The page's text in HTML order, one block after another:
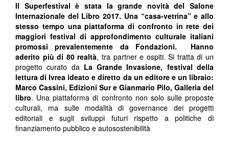
Il Superfestival è stata la grande novità del Salone
Internazionale del Libro2017. Una “casa-vetrina” e allo
stesso tempo una piattaforma di confronto in rete dei
maggiori festival di approfondimento culturale italiani
promossi prevalentemente da Fondazioni. Hanno
aderito più di 80 realtà, tra partner e ospiti. Si tratta di un
progetto curato da La Grande Invasione, festival della
lettura di Ivrea ideato e diretto da un editore e un libraio:
Marco Cassini, Edizioni Sure Gianmario Pilo, Galleria del
libro. Una piattaforma di confronto non solo sulle proposte
culturali, ma sulle modalità di governance dei progetti
editoriali e sugli sviluppi futuri rispetto a politiche di
finanziamento pubblico e autosostenibilità